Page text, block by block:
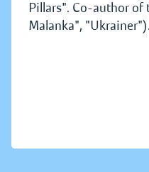
Pillars". Co-author of
Malanka", "Ukrainer").